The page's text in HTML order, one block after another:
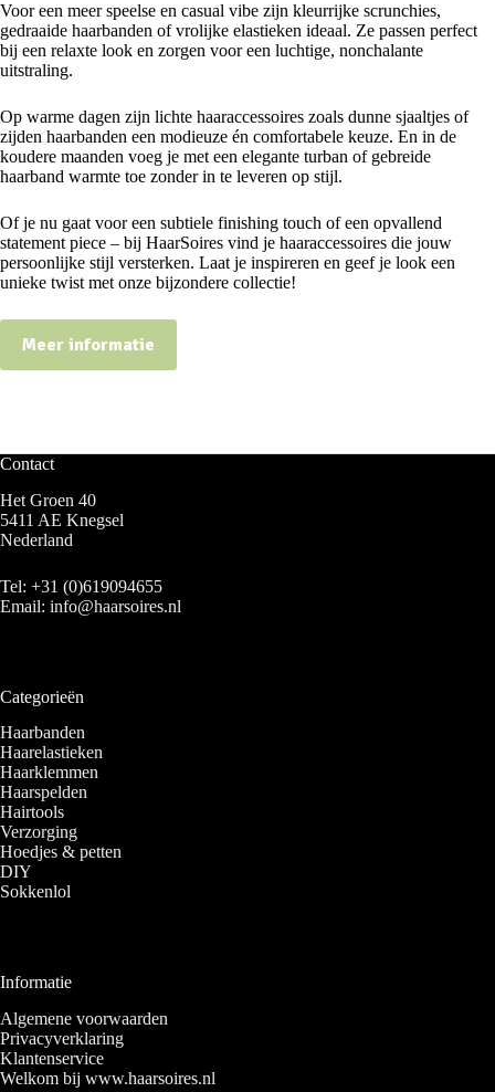
Voor een meer speelse en casual vibe zijn kleurrijke scrunchies,
gedraaide haarbanden of vrolijke elastieken ideaal. Ze passen perfect
bij een relaxte look en zorgen voor een luchtige, nonchalante
uitstraling.
Op warme dagen zijn lichte haaraccessoires zoals dunne sjaaltjes of
zijden haarbanden een modieuze én comfortabele keuze. En in de
koudere maanden voeg je met een elegante turban of gebreide
haarband warmte toe zonder in te leveren op stijl.
Of je nu gaat voor een subtiele finishing touch of een opvallend
statement piece – bij HaarSoires vind je haaraccessoires die jouw
persoonlijke stijl versterken. Laat je inspireren en geef je look een
unieke twist met onze bijzondere collectie!
Meer informatie
Contact
Het Groen 40
5411 AE Knegsel
Nederland
Tel: +31 (0)619094655
Email: info@haarsoires.nl
Categorieën
Haarbanden
Haarelastieken
Haarklemmen
Haarspelden
Hairtools
Verzorging
Hoedjes & petten
DIY
Sokkenlol
Informatie
Algemene voorwaarden
Privacyverklaring
Klantenservice
Welkom bij www.haarsoires.nl